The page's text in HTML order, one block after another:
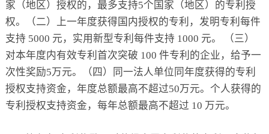
家（地区）授权的，最多支持5个国家（地区）的专利授
权。（二）上一年度获得国内授权的专利，发明专利每件
支持 5000 元，实用新型专利每件支持 1000 元。 （三）
对本年度内有效专利首次突破 100 件专利的企业，给予一
次性奖励5万元。（四）同一法人单位同年度获得的专利
授权支持资金，年度总额最高不超过50万元。个人获得的
专利授权支持资金，每年总额最高不超过 10 万元。